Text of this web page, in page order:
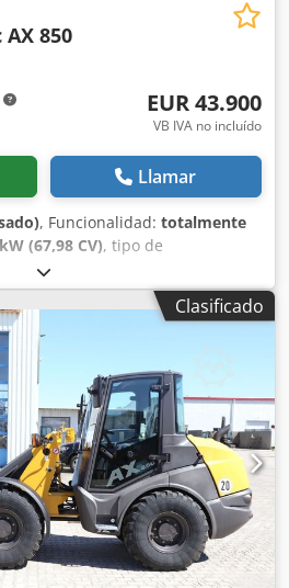
850
EUR 43.900
VB IVA no incluído
Llamar
, Funcionalidad: totalmente
(67,98 CV), tipo de
operativo:
, Año de fabricación:2023, horas
h, Equipamiento:UVV, cabina,
horquillas para palés, pala
, Motor Fase V, Dcedpetrnf
Sistema hidráulico auxiliar de
hidráulicos para 1er
confort Grammer, Neumáticos
almacenamiento con tapa, Luces
para radio, enganche
estándar con borde de corte
metro cúbico, horquilla
Clasificado